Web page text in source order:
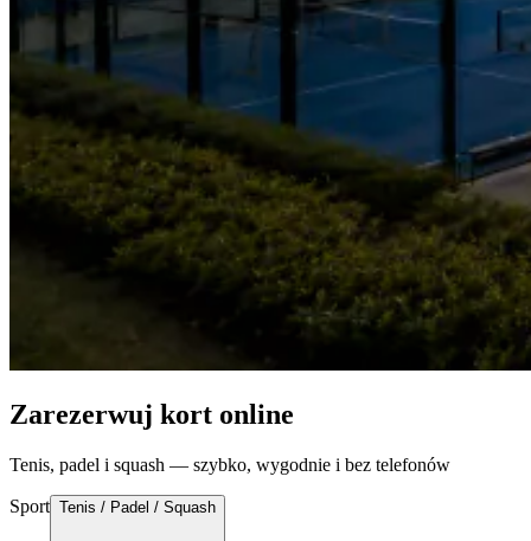
Zarezerwuj kort online
Tenis, padel i squash — szybko, wygodnie i bez telefonów
Sport Tenis / Padel / Squash